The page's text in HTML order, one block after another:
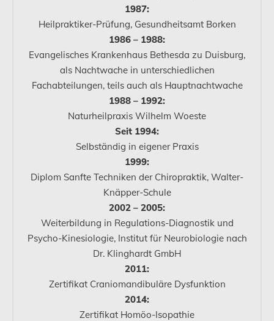
1987:
Heilpraktiker-Prüfung, Gesundheitsamt Borken
1986 – 1988:
Evangelisches Krankenhaus Bethesda zu Duisburg,
als Nachtwache in unterschiedlichen
Fachabteilungen, teils auch als Hauptnachtwache
1988 – 1992:
Naturheilpraxis Wilhelm Woeste
Seit 1994:
Selbständig in eigener Praxis
1999:
Diplom Sanfte Techniken der Chiropraktik, Walter-
Knäpper-Schule
2002 – 2005:
Weiterbildung in Regulations-Diagnostik und
Psycho-Kinesiologie, Institut für Neurobiologie nach
Dr. Klinghardt GmbH
2011:
Zertifikat Craniomandibuläre Dysfunktion
2014:
Zertifikat Homöo-Isopathie